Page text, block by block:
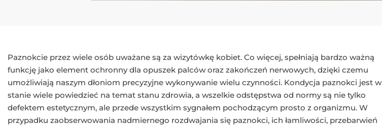
Paznokcie przez wiele osób uważane są za wizytówkę kobiet. Co więcej, spełniają bardzo ważną
funkcję jako element ochronny dla opuszek palców oraz zakończeń nerwowych, dzięki czemu
umożliwiają naszym dłoniom precyzyjne wykonywanie wielu czynności. Kondycja paznokci jest w
stanie wiele powiedzieć na temat stanu zdrowia, a wszelkie odstępstwa od normy są nie tylko
defektem estetycznym, ale przede wszystkim sygnałem pochodzącym prosto z organizmu. W
przypadku zaobserwowania nadmiernego rozdwajania się paznokci, ich łamliwości, przebarwień